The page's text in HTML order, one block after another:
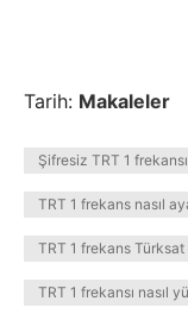
Tarih: Makaleler
Şifresiz TRT 1
TRT 1 frekans nasıl
TRT 1 frekans
TRT 1 frekansı nasıl